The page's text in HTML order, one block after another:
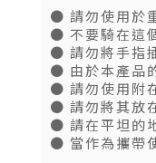
● 請勿使用於
● 不要騎在這
● 請勿將手指
● 由於本產品
● 請勿使用附
● 請勿將其放
● 請在平坦的
● 當作為攜帶